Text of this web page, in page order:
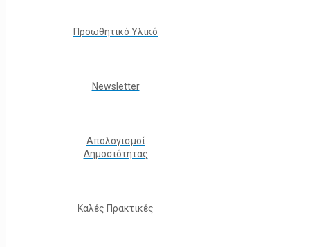
Προωθητικό Υλικό
Νewsletter
Απολογισμοί
Δημοσιότητας
Καλές Πρακτικές